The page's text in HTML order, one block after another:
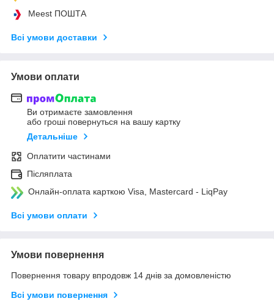
Meest ПОШТА
Всі умови доставки
Умови оплати
Ви отримаєте замовлення
або гроші повернуться на вашу картку
Детальніше
Оплатити частинами
Післяплата
Онлайн-оплата карткою Visa, Mastercard - LiqPay
Всі умови оплати
Умови повернення
Повернення товару впродовж 14 днів за домовленістю
Всі умови повернення